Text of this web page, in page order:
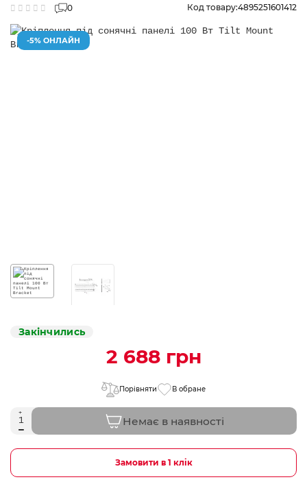
0 Код товару:4895251601412
-5% ОНЛАЙН
Закінчились
2 688 грн
Порівняти В обране
Немає в наявності
Замовити в 1 клік